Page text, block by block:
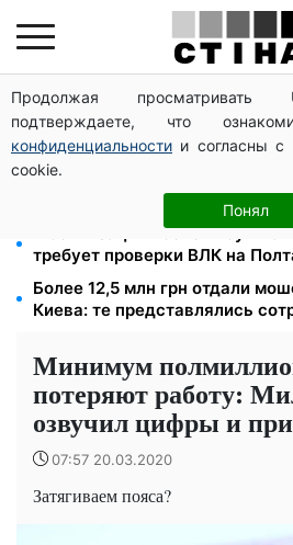
Продолжая просматривать
подтверждаете, что
конфиденциальности и согласны с
cookie.
Понял
1500 списанных, 500 уехали
Мукачевском ТЦК и ВВК
Тарифы на воду взлетели до
может достичь 15 грн:
Мобилизация после инсульта
требует проверки ВЛК на
Более 12,5 млн грн отдали
Киева: те представлялись
Минимум
потеряют работу:
озвучил цифры и
07:57 20.03.2020
Затягиваем пояса?